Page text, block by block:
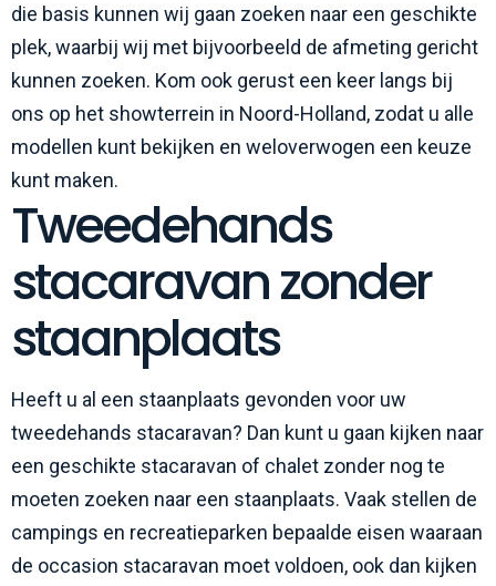
die basis kunnen wij gaan zoeken naar een geschikte
plek, waarbij wij met bijvoorbeeld de afmeting gericht
kunnen zoeken. Kom ook gerust een keer langs bij
ons op het showterrein in Noord-Holland, zodat u alle
modellen kunt bekijken en weloverwogen een keuze
kunt maken.
Tweedehands
stacaravan zonder
staanplaats
Heeft u al een staanplaats gevonden voor uw
tweedehands stacaravan? Dan kunt u gaan kijken naar
een geschikte stacaravan of chalet zonder nog te
moeten zoeken naar een staanplaats. Vaak stellen de
campings en recreatieparken bepaalde eisen waaraan
de occasion stacaravan moet voldoen, ook dan kijken